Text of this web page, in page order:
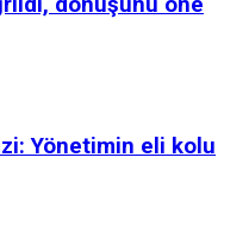
Yönetimin eli kolu